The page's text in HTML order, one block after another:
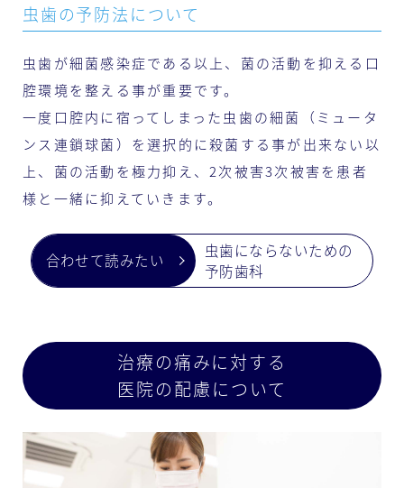
虫歯の予防法について
虫歯が細菌感染症である以上、菌の活動を抑える口
腔環境を整える事が重要です。
一度口腔内に宿ってしまった虫歯の細菌（ミュータ
ンス連鎖球菌）を選択的に殺菌する事が出来ない以
上、菌の活動を極力抑え、2次被害3次被害を患者
様と一緒に抑えていきます。
虫歯にならないための
予防歯科
治療の痛みに対する
医院の配慮について